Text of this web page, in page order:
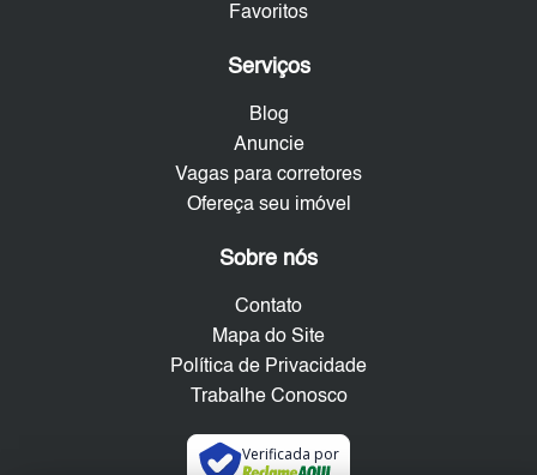
Favoritos
Serviços
Blog
Anuncie
Vagas para corretores
Ofereça seu imóvel
Sobre nós
Contato
Mapa do Site
Política de Privacidade
Trabalhe Conosco
Verificada por